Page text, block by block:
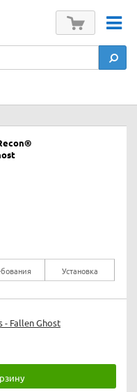
Установка
- Fallen Ghost